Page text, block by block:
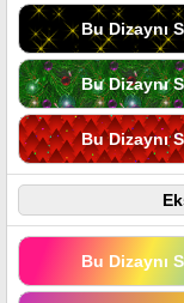
Bu Dizaynı
Bu Dizaynı
Bu Dizaynı
Bu Dizaynı